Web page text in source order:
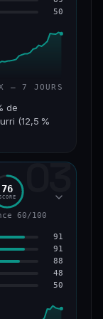
61/100
50
— 7 JOURS
de
(12,5 %
H
66/100
03
76
60/100
91
91
88
48
50